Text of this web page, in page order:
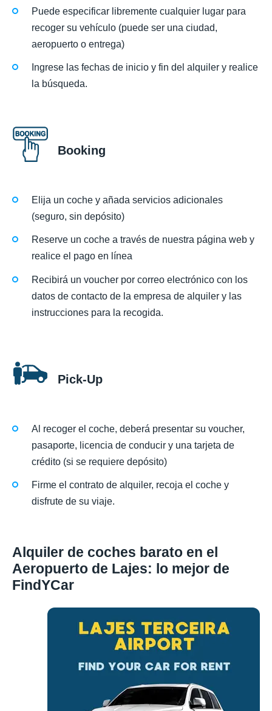
Puede especificar libremente cualquier lugar para
recoger su vehículo (puede ser una ciudad,
aeropuerto o entrega)
Ingrese las fechas de inicio y fin del alquiler y realice
la búsqueda.
Booking
Elija un coche y añada servicios adicionales
(seguro, sin depósito)
Reserve un coche a través de nuestra página web y
realice el pago en línea
Recibirá un voucher por correo electrónico con los
datos de contacto de la empresa de alquiler y las
instrucciones para la recogida.
Pick-Up
Al recoger el coche, deberá presentar su voucher,
pasaporte, licencia de conducir y una tarjeta de
crédito (si se requiere depósito)
Firme el contrato de alquiler, recoja el coche y
disfrute de su viaje.
Alquiler de coches barato en el
Aeropuerto de Lajes: lo mejor de
FindYCar